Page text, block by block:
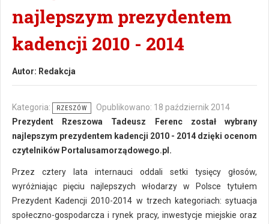
najlepszym prezydentem
kadencji 2010 - 2014
Autor: Redakcja
Kategoria: RZESZÓW
Opublikowano: 18 październik 2014
Prezydent Rzeszowa Tadeusz Ferenc został wybrany
najlepszym prezydentem kadencji 2010 - 2014 dzięki ocenom
czytelników Portalusamorządowego.pl.
Przez cztery lata internauci oddali setki tysięcy głosów,
wyróżniając pięciu najlepszych włodarzy w Polsce tytułem
Prezydent Kadencji 2010-2014 w trzech kategoriach: sytuacja
społeczno-gospodarcza i rynek pracy, inwestycje miejskie oraz